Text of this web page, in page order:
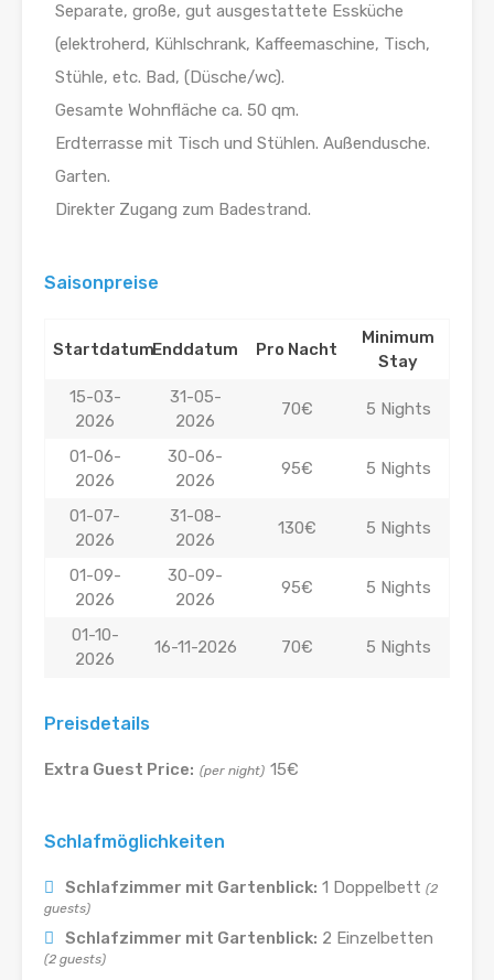
Separate, große, gut ausgestattete Essküche
(elektroherd, Kühlschrank, Kaffeemaschine, Tisch,
Stühle, etc. Bad, (Düsche/wc).
Gesamte Wohnfläche ca. 50 qm.
Erdterrasse mit Tisch und Stühlen. Außendusche.
Garten.
Direkter Zugang zum Badestrand.
Saisonpreise
StartdatumEnddatum Pro Nacht
Minimum
Stay
15-03-
2026
31-05-
2026
70€ 5 Nights
01-06-
2026
30-06-
2026
95€ 5 Nights
01-07-
2026
31-08-
2026
130€ 5 Nights
01-09-
2026
30-09-
2026
95€ 5 Nights
01-10-
2026
16-11-2026 70€ 5 Nights
Preisdetails
Extra Guest Price: (per night) 15€
Schlafmöglichkeiten
Schlafzimmer mit Gartenblick: 1 Doppelbett (2
guests)
Schlafzimmer mit Gartenblick: 2 Einzelbetten
(2 guests)